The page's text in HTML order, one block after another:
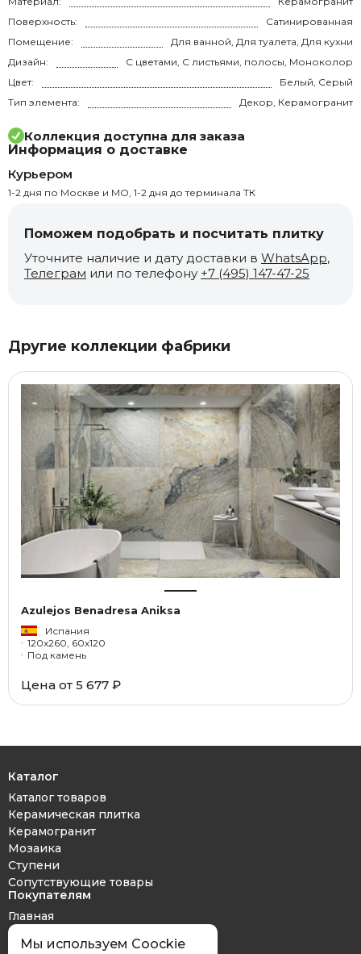
Поверхность:
Сатинированная
Помещение:
Для ванной, Для туалета, Для кухни
Дизайн:
С цветами, С листьями, полосы, Моноколор
Цвет:
Белый, Серый
Тип элемента:
Декор, Керамогранит
Коллекция доступна для заказа
Информация о доставке
Курьером
1-2 дня по Москве и МО, 1-2 дня до терминала ТК
Поможем подобрать и посчитать плитку
Уточните наличие и дату доставки в WhatsApp,
Телеграм или по телефону +7 (495) 147-47-25
Другие коллекции фабрики
Azulejos Benadresa Aniksa
Испания
120x260, 60x120
Под камень
Цена от 5 677 ₽
Каталог
Каталог товаров
Керамическая плитка
Керамогранит
Мозаика
Ступени
Сопутствующие товары
Покупателям
Главная
Дизайн проект
Оплата и доставка
Мы используем Coockie